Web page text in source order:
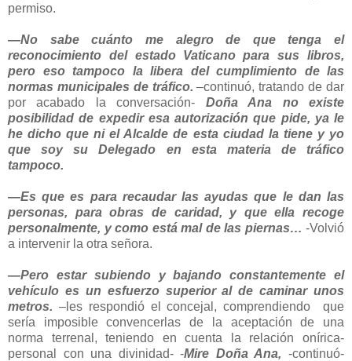
permiso.
—No sabe cuánto me alegro de que tenga el
reconocimiento del estado Vaticano para sus libros,
pero eso tampoco la libera del cumplimiento de las
normas municipales de tráfico.–continuó, tratando de dar
por acabado la conversación- Doña Ana no existe
posibilidad de expedir esa autorización que pide, ya le
he dicho que ni el Alcalde de esta ciudad la tiene y yo
que soy su Delegado en esta materia de tráfico
tampoco.
—Es que es para recaudar las ayudas que le dan las
personas, para obras de caridad, y que ella recoge
personalmente, y como está mal de las piernas… -Volvió
a intervenir la otra señora.
—Pero estar subiendo y bajando constantemente el
vehículo es un esfuerzo superior al de caminar unos
metros. –les respondió el concejal, comprendiendo que
sería imposible convencerlas de la aceptación de una
norma terrenal, teniendo en cuenta la relación onírica-
personal con una divinidad- -Mire Doña Ana,-continuó-